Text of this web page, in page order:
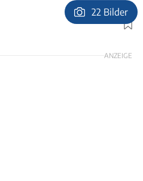
Foto: Andreas Becker
22 Bilder
ANZEIGE